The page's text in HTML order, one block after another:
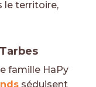
le territoire,
famille HaPy
séduisent